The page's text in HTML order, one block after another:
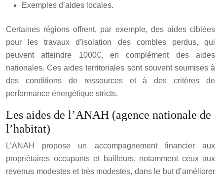
Exemples d’aides locales.
Certaines régions offrent, par exemple, des aides ciblées
pour les travaux d’isolation des combles perdus, qui
peuvent atteindre 1000€, en complément des aides
nationales. Ces aides territoriales sont souvent soumises à
des conditions de ressources et à des critères de
performance énergétique stricts.
Les aides de l’ANAH (agence nationale de
l’habitat)
L’ANAH propose un accompagnement financier aux
propriétaires occupants et bailleurs, notamment ceux aux
revenus modestes et très modestes, dans le but d’améliorer